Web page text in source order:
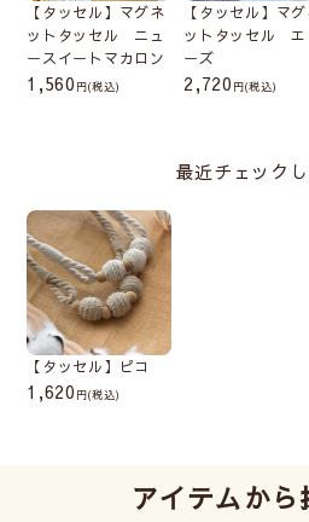
【タッセル】マグネ
ットタッセル ニュ
ースイートマカロン
1,560 (税込)
【タッセル】マ
ットタッセル エ
ーズ
2,720 (税込)
最近チェック
【タッセル】ピコ
1,620 (税込)
アイテムから